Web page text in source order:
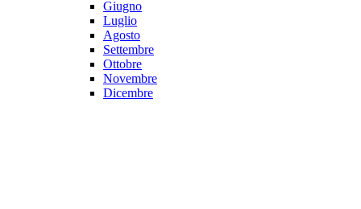
Giugno
Luglio
Agosto
Settembre
Ottobre
Novembre
Dicembre